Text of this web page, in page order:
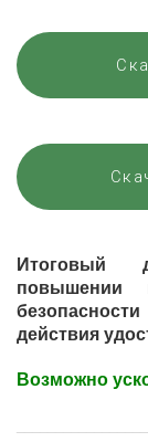
Итоговый
повышении
действия
Возможно